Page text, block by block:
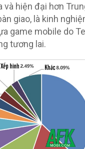
và hiện đại hơn
giao, là kinh
game mobile do
tương lai.